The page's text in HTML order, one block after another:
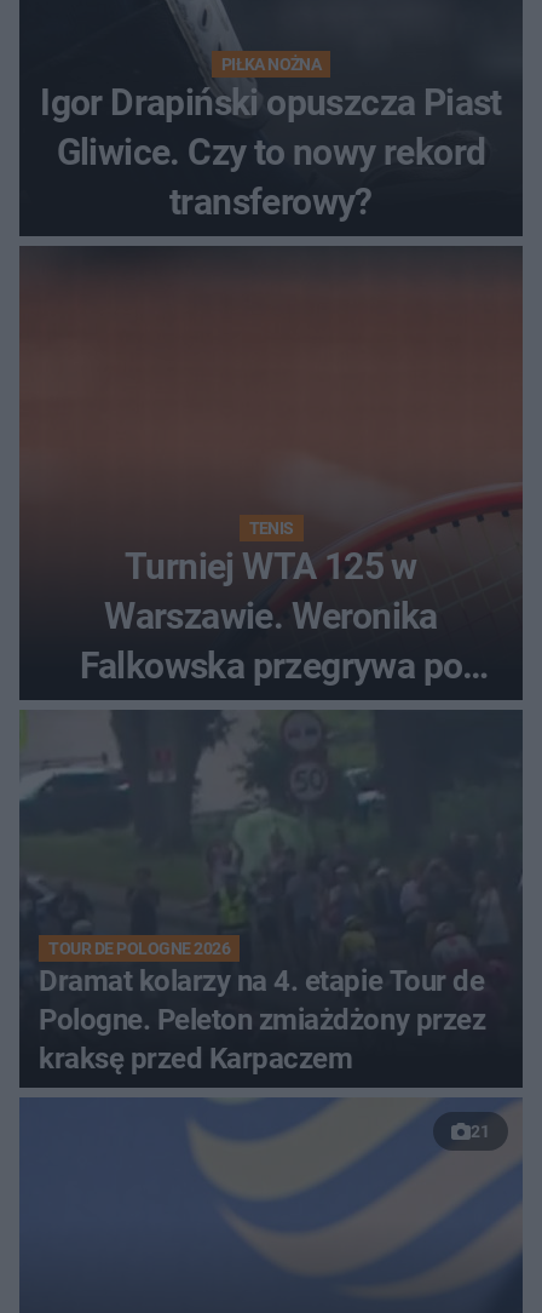
PIŁKA NOŻNA
Igor Drapiński opuszcza Piast
Gliwice. Czy to nowy rekord
transferowy?
TENIS
Turniej WTA 125 w
Warszawie. Weronika
Falkowska przegrywa po
zaciętym boju
TOUR DE POLOGNE 2026
Dramat kolarzy na 4. etapie Tour de
Pologne. Peleton zmiażdżony przez
kraksę przed Karpaczem
21